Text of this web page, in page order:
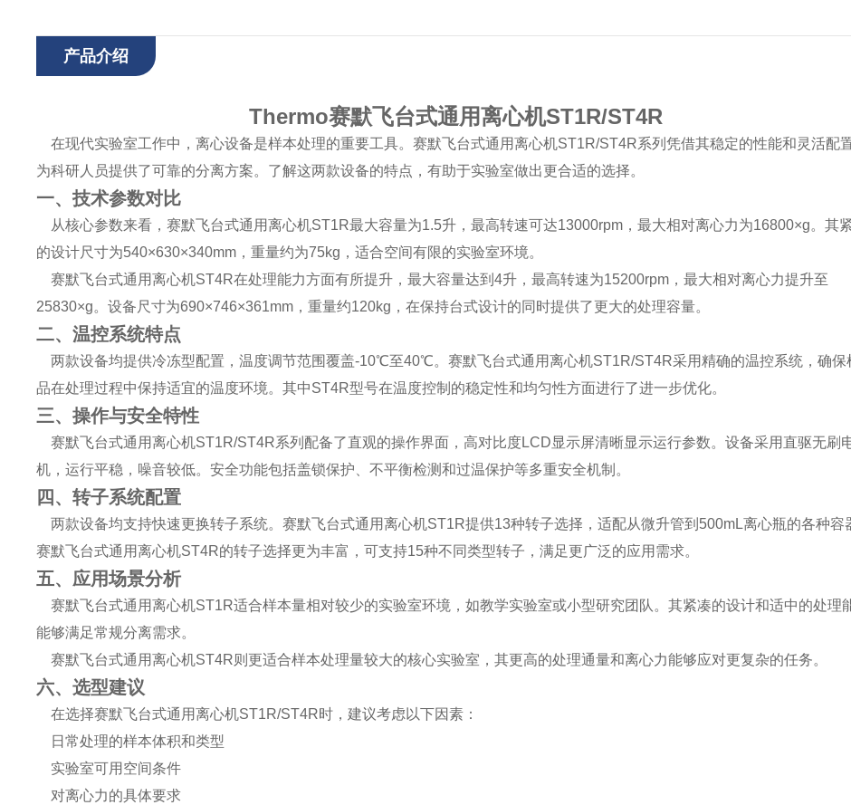
产品介绍
Thermo赛默飞台式通用离心机ST1R/ST4R
在现代实验室工作中，离心设备是样本处理的重要工具。赛默飞台式通用离心机ST1R/ST4R系列凭借其稳定的性能和灵活配置
为科研人员提供了可靠的分离方案。了解这两款设备的特点，有助于实验室做出更合适的选择。
一、技术参数对比
从核心参数来看，赛默飞台式通用离心机ST1R最大容量为1.5升，最高转速可达13000rpm，最大相对离心力为16800×g。其
的设计尺寸为540×630×340mm，重量约为75kg，适合空间有限的实验室环境。
赛默飞台式通用离心机ST4R在处理能力方面有所提升，最大容量达到4升，最高转速为15200rpm，最大相对离心力提升至
25830×g。设备尺寸为690×746×361mm，重量约120kg，在保持台式设计的同时提供了更大的处理容量。
二、温控系统特点
两款设备均提供冷冻型配置，温度调节范围覆盖-10℃至40℃。赛默飞台式通用离心机ST1R/ST4R采用精确的温控系统，确保
品在处理过程中保持适宜的温度环境。其中ST4R型号在温度控制的稳定性和均匀性方面进行了进一步优化。
三、操作与安全特性
赛默飞台式通用离心机ST1R/ST4R系列配备了直观的操作界面，高对比度LCD显示屏清晰显示运行参数。设备采用直驱无刷
机，运行平稳，噪音较低。安全功能包括盖锁保护、不平衡检测和过温保护等多重安全机制。
四、转子系统配置
两款设备均支持快速更换转子系统。赛默飞台式通用离心机ST1R提供13种转子选择，适配从微升管到500mL离心瓶的各种容
赛默飞台式通用离心机ST4R的转子选择更为丰富，可支持15种不同类型转子，满足更广泛的应用需求。
五、应用场景分析
赛默飞台式通用离心机ST1R适合样本量相对较少的实验室环境，如教学实验室或小型研究团队。其紧凑的设计和适中的处理
能够满足常规分离需求。
赛默飞台式通用离心机ST4R则更适合样本处理量较大的核心实验室，其更高的处理通量和离心力能够应对更复杂的任务。
六、选型建议
在选择赛默飞台式通用离心机ST1R/ST4R时，建议考虑以下因素：
日常处理的样本体积和类型
实验室可用空间条件
对离心力的具体要求